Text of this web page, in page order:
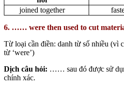
joined together
6. …… were then used to cut
Từ loại cần điền: danh từ số nhiều (vì
từ ‘were’)
Dịch câu hỏi: …… sau đó được sử
chính xác.